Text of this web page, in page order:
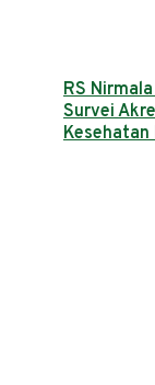
RS
Survei
Kesehatan